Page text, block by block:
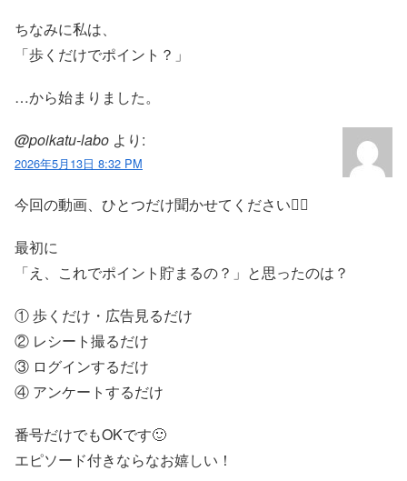
ちなみに私は、
「歩くだけでポイント？」
…から始まりました。
@poikatu-labo より:
2026年5月13日 8:32 PM
今回の動画、ひとつだけ聞かせてください🚶‍♂
最初に
「え、これでポイント貯まるの？」と思ったのは？
① 歩くだけ・広告見るだけ
② レシート撮るだけ
③ ログインするだけ
④ アンケートするだけ
番号だけでもOKです🙂
エピソード付きならなお嬉しい！